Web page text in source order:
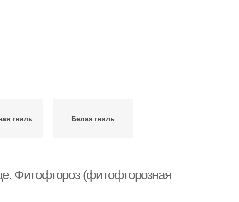
гниль Белая гниль
Фитофтороз (фитофторозная